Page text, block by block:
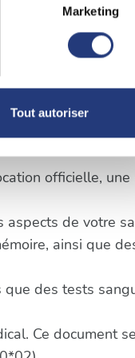
mètres près
(empreintes
relatives aux
notre site avec nos
informations
Marketing
Tout autoriser
ci-dessus
Croix
général du
officielle,
aspects de votre
ainsi que
des tests
Ce document